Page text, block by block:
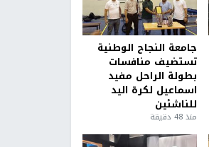
جامعة النجاح الوطنية
تستضيف منافسات
بطولة الراحل مفيد
اسماعيل لكرة اليد
للناشئين
منذ 48 دقيقة